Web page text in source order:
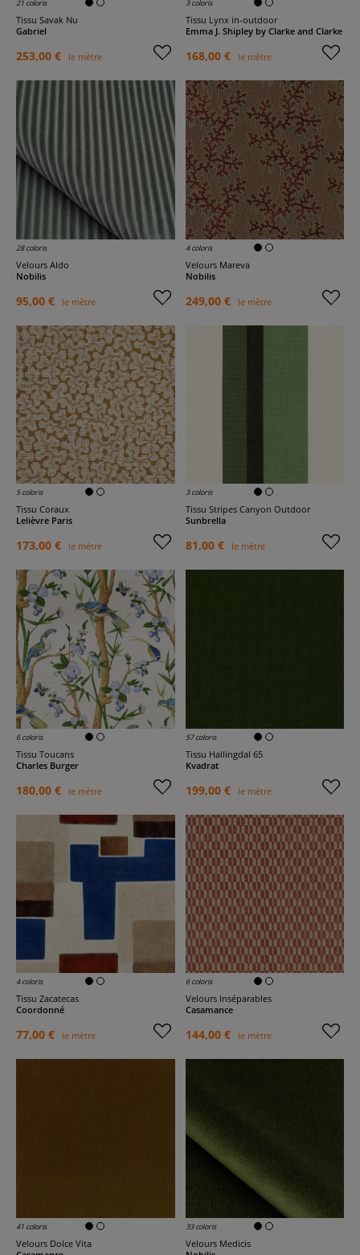
21 coloris
Tissu Savak Nu
Gabriel
253,00 € le mètre
3 coloris
Tissu Lynx in-outdoor
Emma J. Shipley by Clarke and Clarke
168,00 € le mètre
28 coloris
Velours Aldo
Nobilis
95,00 € le mètre
4 coloris
Velours Mareva
Nobilis
249,00 € le mètre
5 coloris
Tissu Coraux
Lelièvre Paris
173,00 € le mètre
3 coloris
Tissu Stripes Canyon Outdoor
Sunbrella
81,00 € le mètre
6 coloris
Tissu Toucans
Charles Burger
180,00 € le mètre
57 coloris
Tissu Hallingdal 65
Kvadrat
199,00 € le mètre
4 coloris
Tissu Zacatecas
Coordonné
77,00 € le mètre
6 coloris
Velours Inséparables
Casamance
144,00 € le mètre
41 coloris
Velours Dolce Vita
33 coloris
Velours Medicis